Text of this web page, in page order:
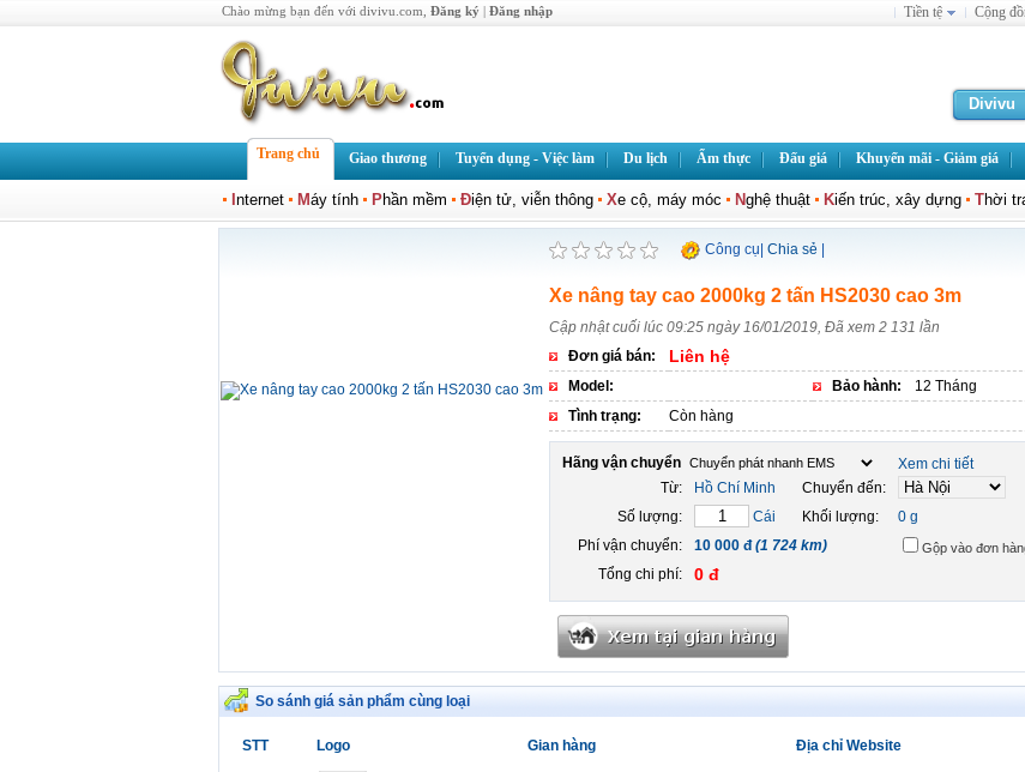
Chào mừng bạn đến với divivu.com, Đăng ký | Đăng nhập Tiền tệ Cộng
Divivu
Trang chủ Giao thương Tuyển dụng - Việc làm Du lịch Ẩm thực Đấu giá Khuyến mãi - Giảm giá
nternet Máy tính Phần mềm Điện tử, viễn thông Xe cộ, máy móc Nghệ thuật Kiến trúc, xây dựng Thời
Chia sẻ
Công cụ
Xe nâng tay cao 2000kg 2 tấn HS2030 cao 3m
Cập nhật cuối lúc 09:25 ngày 16/01/2019, Đã xem 2 131 lần
Đơn giá bán:
Liên hệ
Model: Bảo hành:
12 Tháng
Tình trạng:
Còn hàng
Hãng vận chuyển
Xem chi tiết
Từ:
Hồ Chí Minh
Chuyển đến:
Số lượng:
Cái Khối lượng:
0 g
Phí vận chuyển:
10 000 đ(1 724 km) Gộp vào đơn
Tổng chi phí: 0 đ
So sánh giá sản phẩm cùng loại
STT Logo Gian hàng Địa chỉ Website